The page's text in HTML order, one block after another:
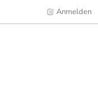
Anmelden